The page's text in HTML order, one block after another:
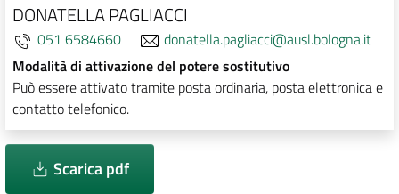
DONATELLA PAGLIACCI
051 6584660
donatella.pagliacci@ausl.bologna.it
Modalità di attivazione del potere sostitutivo
Può essere attivato tramite posta ordinaria, posta elettronica e
contatto telefonico.
Scarica pdf